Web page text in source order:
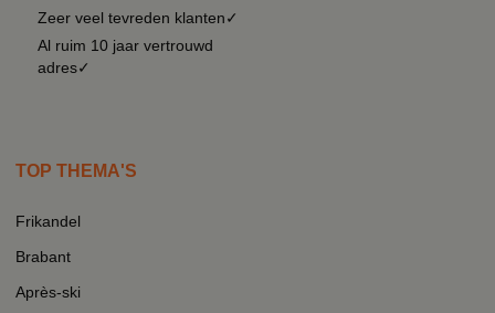
Zeer veel tevreden klanten✓
Al ruim 10 jaar vertrouwd
adres✓
TOP THEMA'S
Frikandel
Brabant
Après-ski